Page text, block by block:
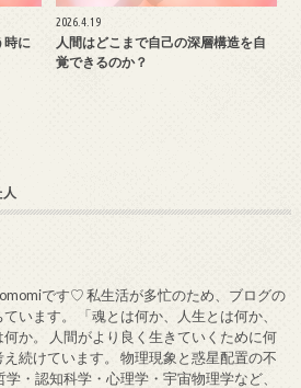
時に
2026.4.19
人間はどこまで自己の深層構造を自
覚できるのか？
です♡ 私生活が多忙のため、ブログの
います。 「魂とは何か、人生とは何か、
か。 人間がより良く生きていくために何
続けています。 物理現象と惑星配置の不
学・認知科学・心理学・宇宙物理学など、